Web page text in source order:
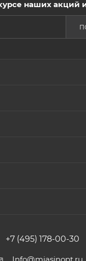
наших акций
+7 (495) 178-00-30